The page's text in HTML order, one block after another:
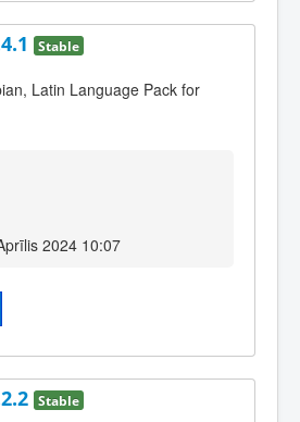
Stable
Latin Language Pack for
2024 10:07
Stable